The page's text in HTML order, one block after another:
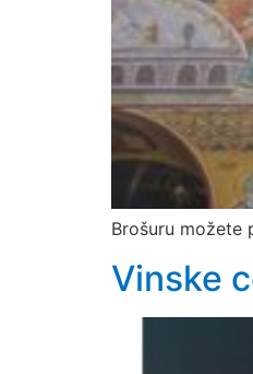
Brošuru možete
Vinske